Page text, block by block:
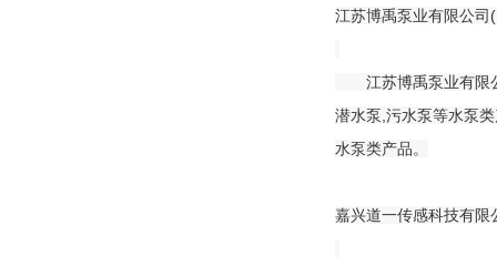
江苏博禹泵业有限公
江苏博禹泵业有限公
潜水泵,污水泵等水泵
水泵类产品。
嘉兴道一传感科技有